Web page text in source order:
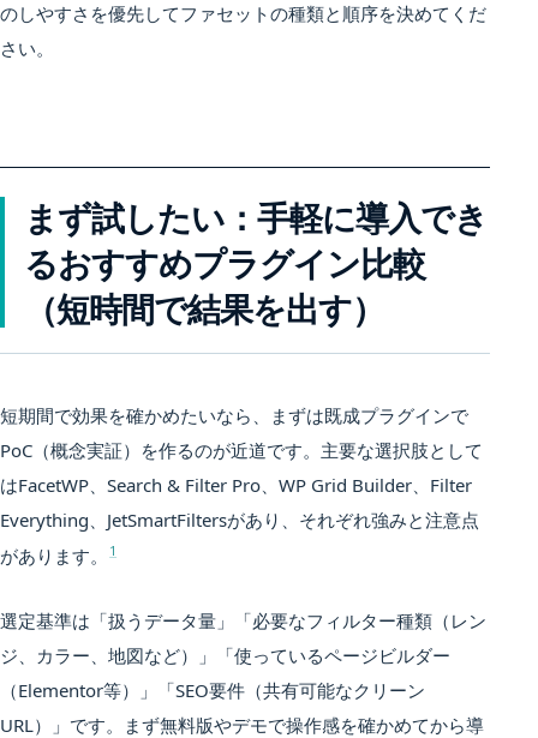
のしやすさを優先してファセットの種類と順序を決めてくだ
さい。
まず試したい：手軽に導入でき
るおすすめプラグイン比較
（短時間で結果を出す）
短期間で効果を確かめたいなら、まずは既成プラグインで
PoC（概念実証）を作るのが近道です。主要な選択肢として
はFacetWP、Search & Filter Pro、WP Grid Builder、Filter
Everything、JetSmartFiltersがあり、それぞれ強みと注意点
があります。
1
選定基準は「扱うデータ量」「必要なフィルター種類（レン
ジ、カラー、地図など）」「使っているページビルダー
（Elementor等）」「SEO要件（共有可能なクリーン
URL）」です。まず無料版やデモで操作感を確かめてから導